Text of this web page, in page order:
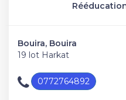
Bouira, Bouira
19 lot Harkat
0772764892